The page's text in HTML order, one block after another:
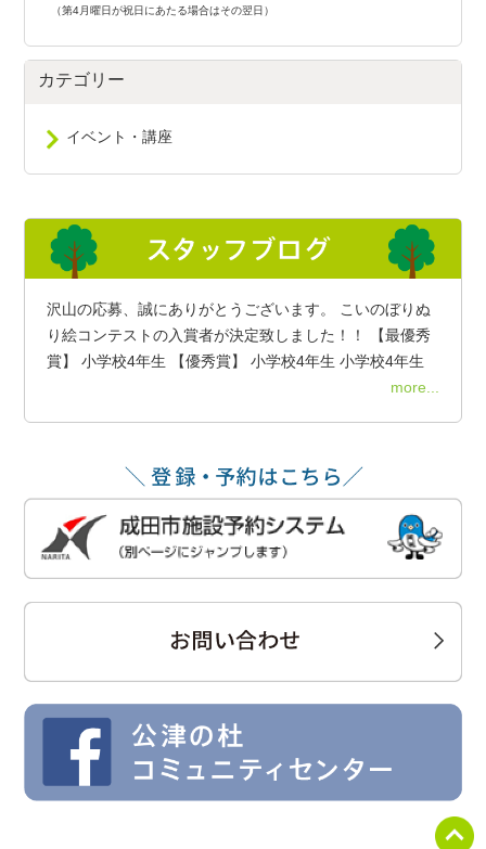
（第4月曜日が祝日にあたる場合はその翌日）
カテゴリー
イベント・講座
沢山の応募、誠にありがとうございます。 こいのぼりぬ
り絵コンテストの入賞者が決定致しました！！ 【最優秀
賞】 小学校4年生 【優秀賞】 小学校4年生 小学校4年生
more...